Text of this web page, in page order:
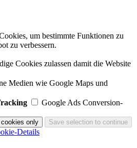
um bestimmte Funktionen zu
zu verbessern.
Cookies zulassen damit die Website
Medien wie Google Maps und
Google Ads Conversion-
Details